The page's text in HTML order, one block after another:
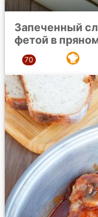
Запеченный
фетой в